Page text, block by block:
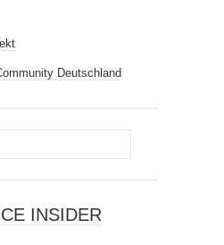
Deutschland
INSIDER